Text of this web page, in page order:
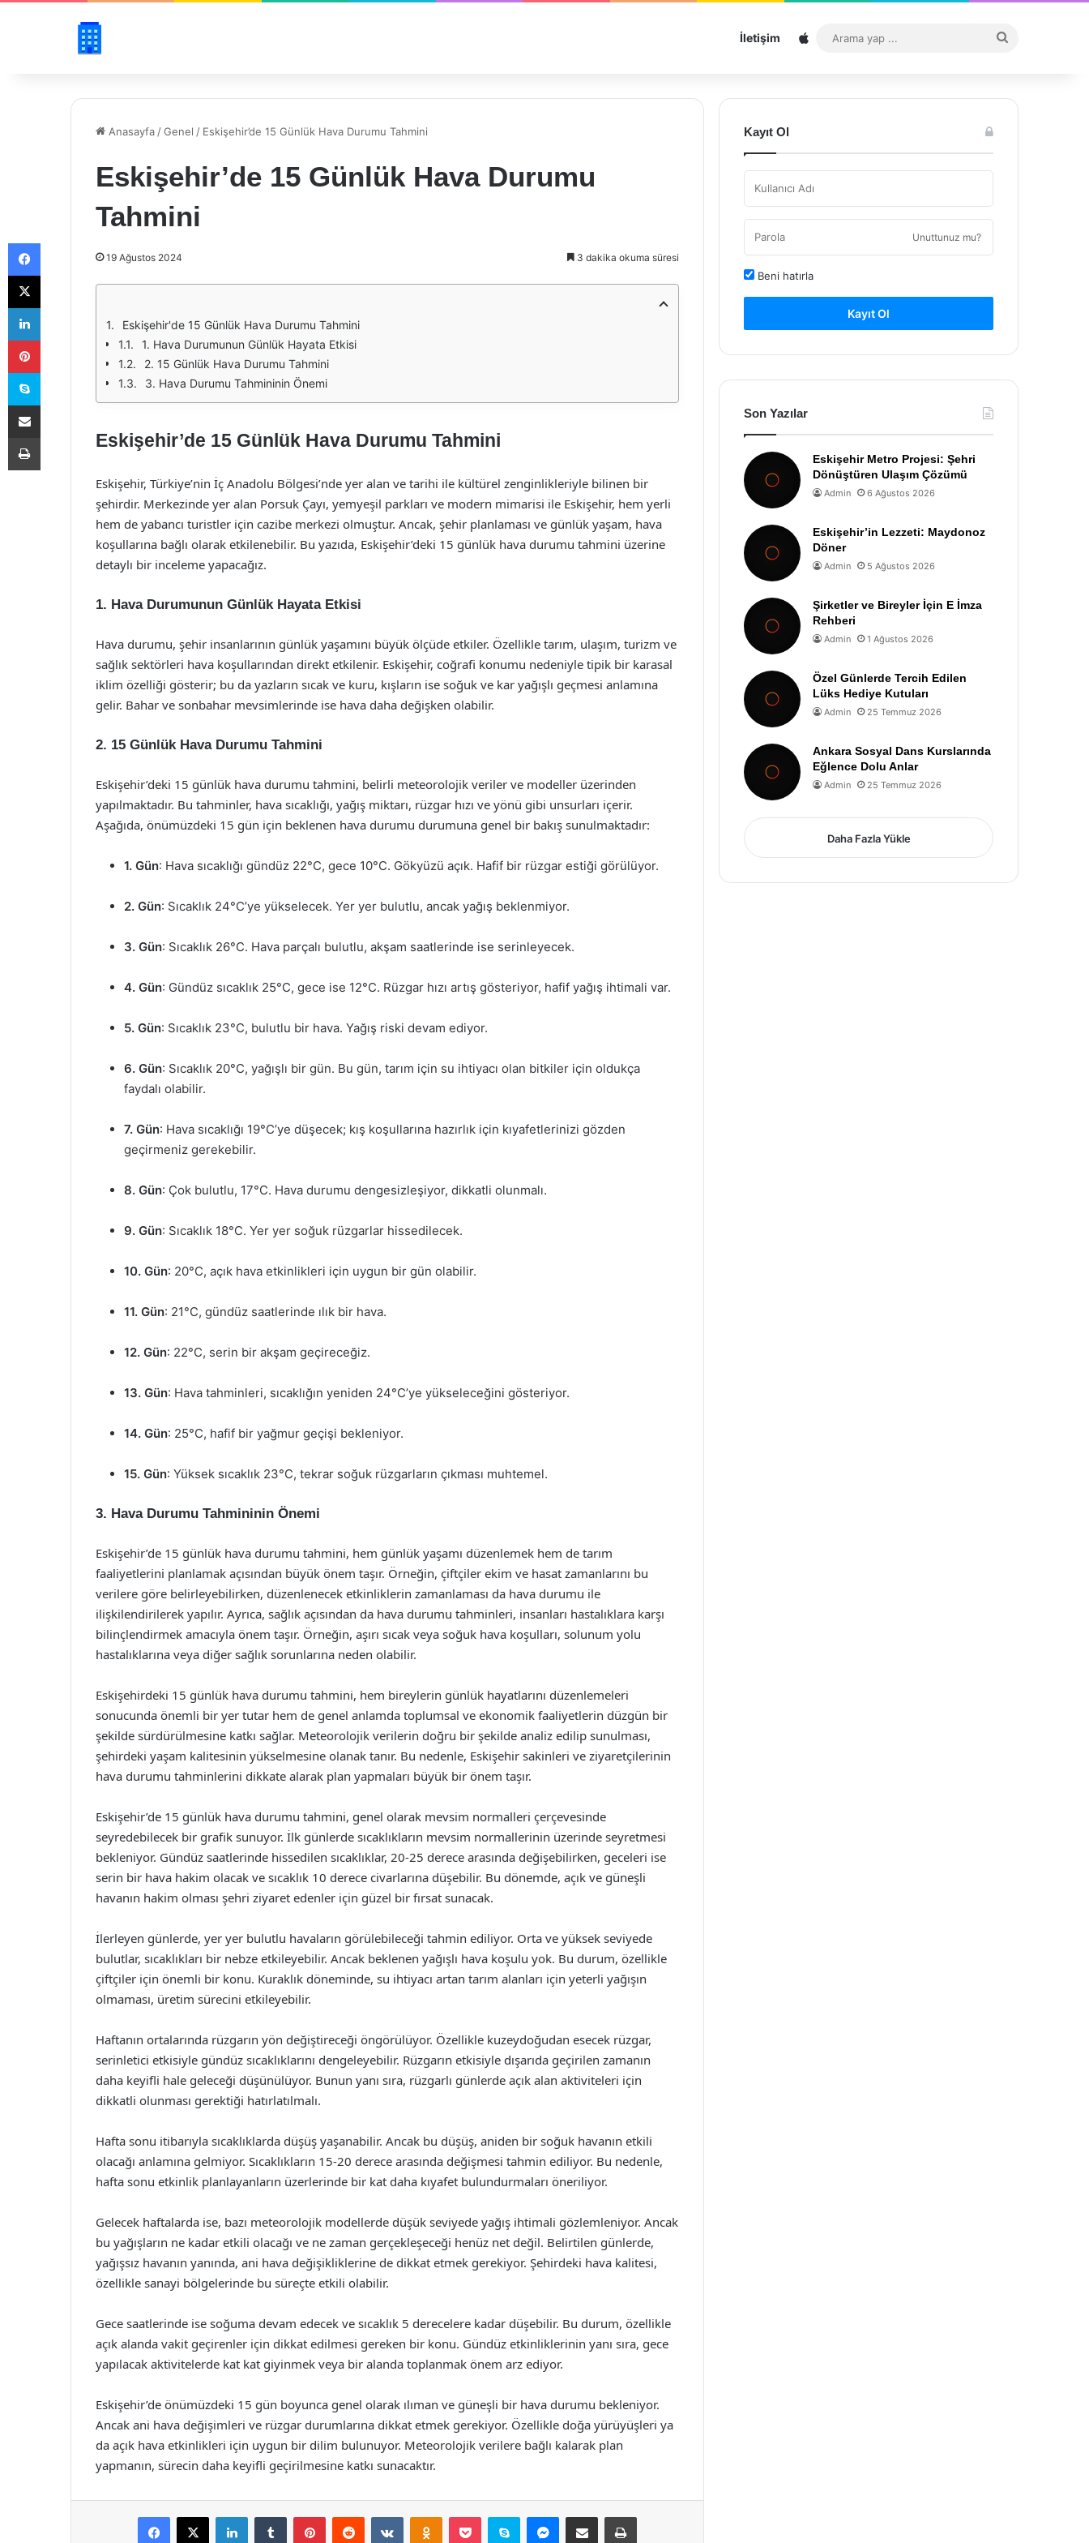
İletişim Sitemap
...
Anasayfa /Genel / Eskişehir’de 15 Günlük Hava Durumu Tahmini
Eskişehir’de 15 Günlük Hava Durumu
Tahmini
19 Ağustos 2024 3 dakika okuma süresi
Eskişehir'de 15 Günlük Hava Durumu Tahmini
1. Hava Durumunun Günlük Hayata Etkisi
2. 15 Günlük Hava Durumu Tahmini
3. Hava Durumu Tahmininin Önemi
Eskişehir’de 15 Günlük Hava Durumu Tahmini
Eskişehir, Türkiye’nin İç Anadolu Bölgesi’nde yer alan ve tarihi ile kültürel zenginlikleriyle bilinen bir
şehirdir. Merkezinde yer alan Porsuk Çayı, yemyeşil parkları ve modern mimarisi ile Eskişehir, hem yerli
hem de yabancı turistler için cazibe merkezi olmuştur. Ancak, şehir planlaması ve günlük yaşam, hava
koşullarına bağlı olarak etkilenebilir. Bu yazıda, Eskişehir’deki 15 günlük hava durumu tahmini üzerine
detaylı bir inceleme yapacağız.
1. Hava Durumunun Günlük Hayata Etkisi
Hava durumu, şehir insanlarının günlük yaşamını büyük ölçüde etkiler. Özellikle tarım, ulaşım, turizm ve
sağlık sektörleri hava koşullarından direkt etkilenir. Eskişehir, coğrafi konumu nedeniyle tipik bir karasal
iklim özelliği gösterir; bu da yazların sıcak ve kuru, kışların ise soğuk ve kar yağışlı geçmesi anlamına
gelir. Bahar ve sonbahar mevsimlerinde ise hava daha değişken olabilir.
2. 15 Günlük Hava Durumu Tahmini
Eskişehir’deki 15 günlük hava durumu tahmini, belirli meteorolojik veriler ve modeller üzerinden
yapılmaktadır. Bu tahminler, hava sıcaklığı, yağış miktarı, rüzgar hızı ve yönü gibi unsurları içerir.
Aşağıda, önümüzdeki 15 gün için beklenen hava durumu durumuna genel bir bakış sunulmaktadır:
1. Gün: Hava sıcaklığı gündüz 22°C, gece 10°C. Gökyüzü açık. Hafif bir rüzgar estiği görülüyor.
2. Gün: Sıcaklık 24°C’ye yükselecek. Yer yer bulutlu, ancak yağış beklenmiyor.
3. Gün: Sıcaklık 26°C. Hava parçalı bulutlu, akşam saatlerinde ise serinleyecek.
4. Gün: Gündüz sıcaklık 25°C, gece ise 12°C. Rüzgar hızı artış gösteriyor, hafif yağış ihtimali var.
5. Gün: Sıcaklık 23°C, bulutlu bir hava. Yağış riski devam ediyor.
6. Gün: Sıcaklık 20°C, yağışlı bir gün. Bu gün, tarım için su ihtiyacı olan bitkiler için oldukça
faydalı olabilir.
7. Gün: Hava sıcaklığı 19°C’ye düşecek; kış koşullarına hazırlık için kıyafetlerinizi gözden
geçirmeniz gerekebilir.
8. Gün: Çok bulutlu, 17°C. Hava durumu dengesizleşiyor, dikkatli olunmalı.
9. Gün: Sıcaklık 18°C. Yer yer soğuk rüzgarlar hissedilecek.
10. Gün: 20°C, açık hava etkinlikleri için uygun bir gün olabilir.
11. Gün: 21°C, gündüz saatlerinde ılık bir hava.
12. Gün: 22°C, serin bir akşam geçireceğiz.
13. Gün: Hava tahminleri, sıcaklığın yeniden 24°C’ye yükseleceğini gösteriyor.
14. Gün: 25°C, hafif bir yağmur geçişi bekleniyor.
15. Gün: Yüksek sıcaklık 23°C, tekrar soğuk rüzgarların çıkması muhtemel.
3. Hava Durumu Tahmininin Önemi
Eskişehir’de 15 günlük hava durumu tahmini, hem günlük yaşamı düzenlemek hem de tarım
faaliyetlerini planlamak açısından büyük önem taşır. Örneğin, çiftçiler ekim ve hasat zamanlarını bu
verilere göre belirleyebilirken, düzenlenecek etkinliklerin zamanlaması da hava durumu ile
ilişkilendirilerek yapılır. Ayrıca, sağlık açısından da hava durumu tahminleri, insanları hastalıklara karşı
bilinçlendirmek amacıyla önem taşır. Örneğin, aşırı sıcak veya soğuk hava koşulları, solunum yolu
hastalıklarına veya diğer sağlık sorunlarına neden olabilir.
Eskişehirdeki 15 günlük hava durumu tahmini, hem bireylerin günlük hayatlarını düzenlemeleri
sonucunda önemli bir yer tutar hem de genel anlamda toplumsal ve ekonomik faaliyetlerin düzgün bir
şekilde sürdürülmesine katkı sağlar. Meteorolojik verilerin doğru bir şekilde analiz edilip sunulması,
şehirdeki yaşam kalitesinin yükselmesine olanak tanır. Bu nedenle, Eskişehir sakinleri ve ziyaretçilerinin
hava durumu tahminlerini dikkate alarak plan yapmaları büyük bir önem taşır.
Eskişehir’de 15 günlük hava durumu tahmini, genel olarak mevsim normalleri çerçevesinde
seyredebilecek bir grafik sunuyor. İlk günlerde sıcaklıkların mevsim normallerinin üzerinde seyretmesi
bekleniyor. Gündüz saatlerinde hissedilen sıcaklıklar, 20-25 derece arasında değişebilirken, geceleri ise
serin bir hava hakim olacak ve sıcaklık 10 derece civarlarına düşebilir. Bu dönemde, açık ve güneşli
havanın hakim olması şehri ziyaret edenler için güzel bir fırsat sunacak.
İlerleyen günlerde, yer yer bulutlu havaların görülebileceği tahmin ediliyor. Orta ve yüksek seviyede
bulutlar, sıcaklıkları bir nebze etkileyebilir. Ancak beklenen yağışlı hava koşulu yok. Bu durum, özellikle
çiftçiler için önemli bir konu. Kuraklık döneminde, su ihtiyacı artan tarım alanları için yeterli yağışın
olmaması, üretim sürecini etkileyebilir.
Haftanın ortalarında rüzgarın yön değiştireceği öngörülüyor. Özellikle kuzeydoğudan esecek rüzgar,
serinletici etkisiyle gündüz sıcaklıklarını dengeleyebilir. Rüzgarın etkisiyle dışarıda geçirilen zamanın
daha keyifli hale geleceği düşünülüyor. Bunun yanı sıra, rüzgarlı günlerde açık alan aktiviteleri için
dikkatli olunması gerektiği hatırlatılmalı.
Hafta sonu itibarıyla sıcaklıklarda düşüş yaşanabilir. Ancak bu düşüş, aniden bir soğuk havanın etkili
olacağı anlamına gelmiyor. Sıcaklıkların 15-20 derece arasında değişmesi tahmin ediliyor. Bu nedenle,
hafta sonu etkinlik planlayanların üzerlerinde bir kat daha kıyafet bulundurmaları öneriliyor.
Gelecek haftalarda ise, bazı meteorolojik modellerde düşük seviyede yağış ihtimali gözlemleniyor. Ancak
bu yağışların ne kadar etkili olacağı ve ne zaman gerçekleşeceği henüz net değil. Belirtilen günlerde,
yağışsız havanın yanında, ani hava değişikliklerine de dikkat etmek gerekiyor. Şehirdeki hava kalitesi,
özellikle sanayi bölgelerinde bu süreçte etkili olabilir.
Gece saatlerinde ise soğuma devam edecek ve sıcaklık 5 derecelere kadar düşebilir. Bu durum, özellikle
açık alanda vakit geçirenler için dikkat edilmesi gereken bir konu. Gündüz etkinliklerinin yanı sıra, gece
yapılacak aktivitelerde kat kat giyinmek veya bir alanda toplanmak önem arz ediyor.
Eskişehir’de önümüzdeki 15 gün boyunca genel olarak ılıman ve güneşli bir hava durumu bekleniyor.
Ancak ani hava değişimleri ve rüzgar durumlarına dikkat etmek gerekiyor. Özellikle doğa yürüyüşleri ya
da açık hava etkinlikleri için uygun bir dilim bulunuyor. Meteorolojik verilere bağlı kalarak plan
yapmanın, sürecin daha keyifli geçirilmesine katkı sunacaktır.
Facebook
X LinkedInTumblr PinterestReddit VKontakteOdnoklassniki
Pocket Skype Messenger
E-Posta ile paylaş Yazdır
Kayıt Ol
Unuttunuz mu?
Beni hatırla
Kayıt Ol
Son Yazılar
Eskişehir Metro Projesi: Şehri
Dönüştüren Ulaşım Çözümü
Admin 6 Ağustos 2026
Eskişehir’in Lezzeti: Maydonoz
Döner
Admin 5 Ağustos 2026
Şirketler ve Bireyler İçin E İmza
Rehberi
Admin 1 Ağustos 2026
Özel Günlerde Tercih Edilen
Lüks Hediye Kutuları
Admin 25 Temmuz 2026
Ankara Sosyal Dans Kurslarında
Eğlence Dolu Anlar
Admin 25 Temmuz 2026
Daha Fazla Yükle
Facebook
X
LinkedIn
Pinterest
Skype
E-Posta ile paylaş